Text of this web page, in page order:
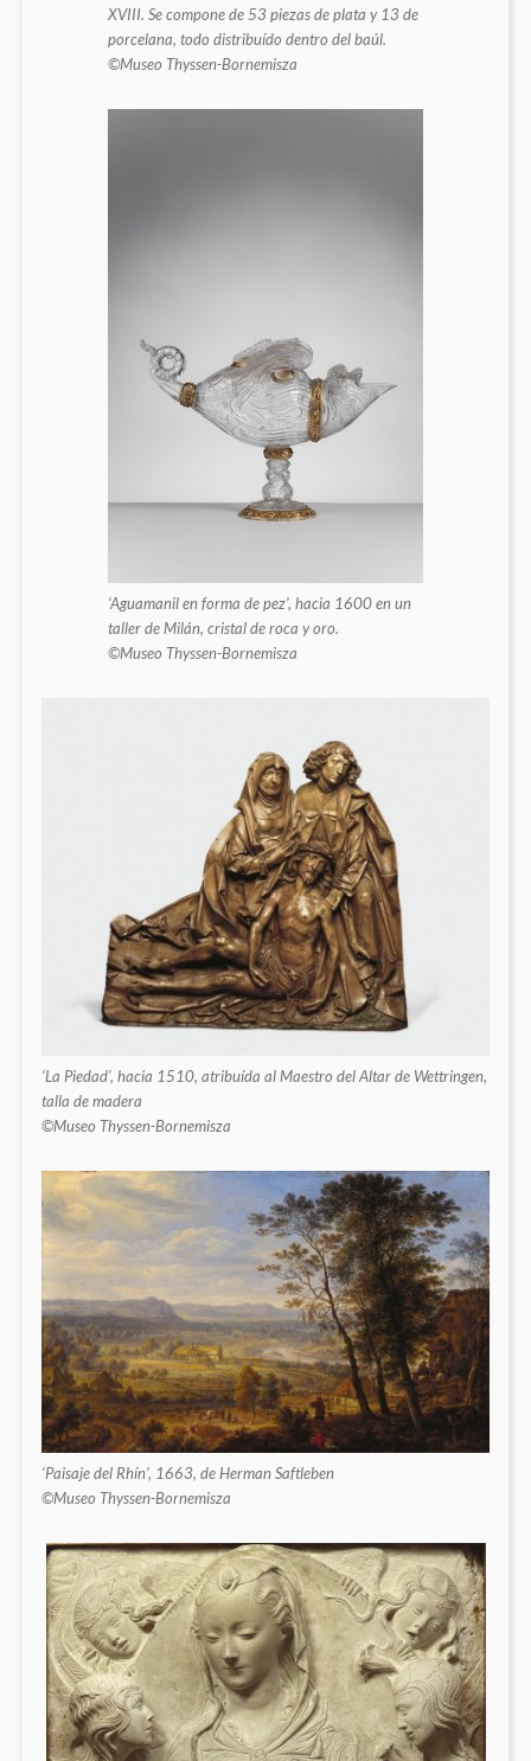
XVIII. Se compone de 53 piezas de plata y 13 de
porcelana, todo distribuído dentro del baúl.
©Museo Thyssen-Bornemisza
‘Aguamanil en forma de pez’, hacia 1600 en un
taller de Milán, cristal de roca y oro.
©Museo Thyssen-Bornemisza
‘La Piedad’, hacia 1510, atribuída al Maestro del Altar de Wettringen,
talla de madera
©Museo Thyssen-Bornemisza
‘Paisaje del Rhín’, 1663, de Herman Saftleben
©Museo Thyssen-Bornemisza